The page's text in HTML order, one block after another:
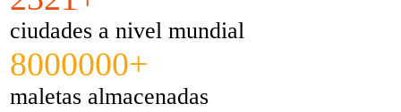
ciudades a nivel mundial
8000000+
maletas almacenadas